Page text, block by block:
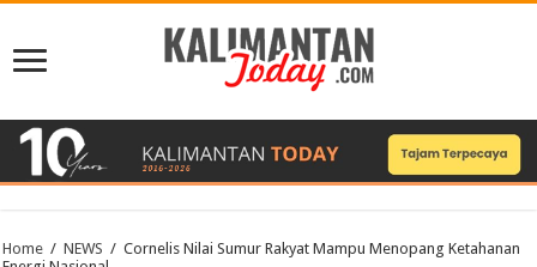
Home / NEWS / Cornelis Nilai Sumur Rakyat Mampu Menopang Ketahanan